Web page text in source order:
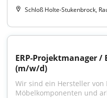
Schloß Holte-Stukenbrock,
ERP-Projektmanager /
(m/w/d)
Wir sind ein Hersteller
Möbelkomponenten und